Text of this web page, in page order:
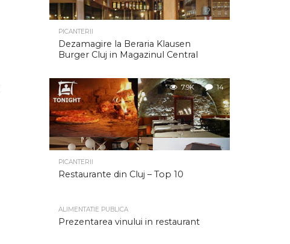
PICANTERII
Dezamagire la Beraria Klausen
Burger Cluj in Magazinul Central
7.9K 14
PICANTERII
Restaurante din Cluj – Top 10
ALIMENTATIE PUBLICA
Prezentarea vinului in restaurant